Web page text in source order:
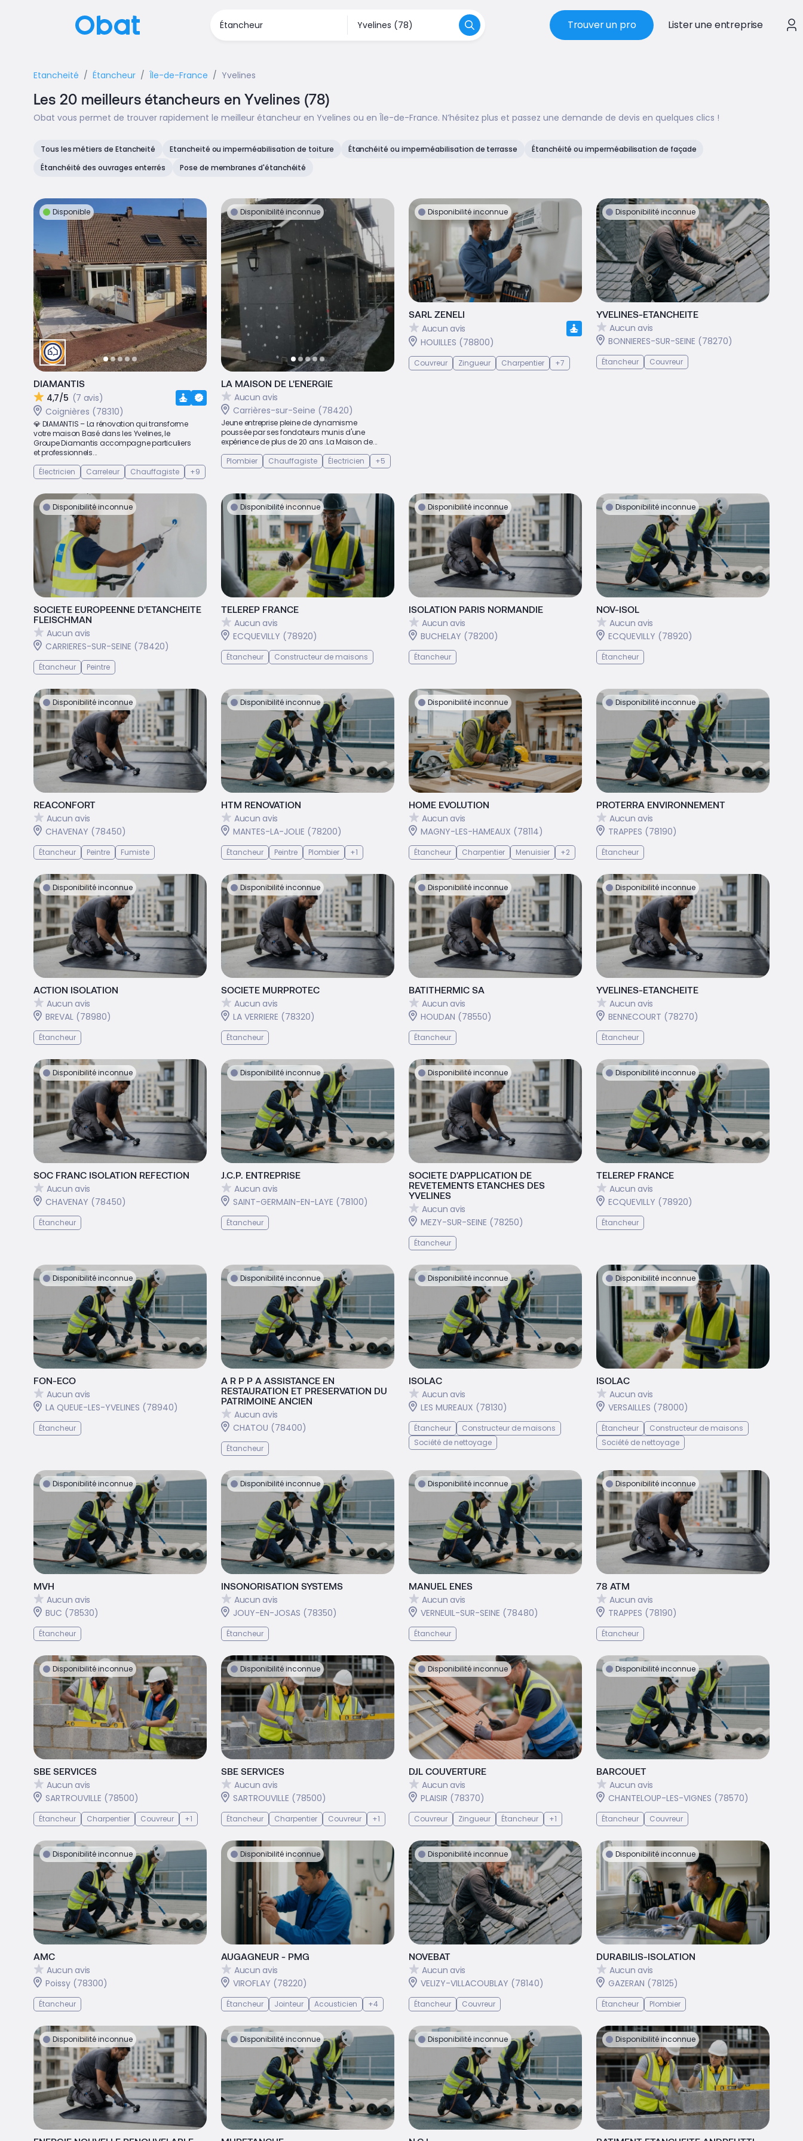
Trouver un pro Lister une entreprise
Etancheité Étancheur Île-de-France Yvelines
Les 20 meilleurs étancheurs en Yvelines (78)
Obat vous permet de trouver rapidement le meilleur étancheur en Yvelines ou en Île-de-France. N’hésitez plus et passez une demande de devis en quelques clics !
Tous les métiers de Etancheité Etancheité ou imperméabilisation de toiture Étanchéité ou imperméabilisation de terrasse
Étanchéité ou imperméabilisation de façade
Étanchéité des ouvrages enterrés
Pose de membranes d'étanchéité
Disponible
DIAMANTIS
4,7/5 (7 avis)
Coignières (78310)
💎 DIAMANTIS – La rénovation qui transforme
votre maison Basé dans les Yvelines, le
Groupe Diamantis accompagne particuliers
et professionnels...
Électricien
Carreleur Chauffagiste +9
Disponibilité inconnue
LA MAISON DE L'ENERGIE
Aucun avis
Carrières-sur-Seine (78420)
Jeune entreprise pleine de dynamisme
poussée par ses fondateurs munis d'une
expérience de plus de 20 ans .La Maison de...
Plombier
Chauffagiste Électricien +5
Disponibilité inconnue
SARL ZENELI
Aucun avis
HOUILLES (78800)
Couvreur Zingueur Charpentier +7
Disponibilité inconnue
YVELINES-ETANCHEITE
Aucun avis
BONNIERES-SUR-SEINE (78270)
Étancheur Couvreur
Disponibilité inconnue
SOCIETE EUROPEENNE D'ETANCHEITE
FLEISCHMAN
Aucun avis
CARRIERES-SUR-SEINE (78420)
Étancheur Peintre
Disponibilité inconnue
TELEREP FRANCE
Aucun avis
ECQUEVILLY (78920)
Étancheur Constructeur de maisons
Disponibilité inconnue
ISOLATION PARIS NORMANDIE
Aucun avis
BUCHELAY (78200)
Étancheur
Disponibilité inconnue
NOV-ISOL
Aucun avis
ECQUEVILLY (78920)
Étancheur
Disponibilité inconnue
REACONFORT
Aucun avis
CHAVENAY (78450)
Étancheur Peintre Fumiste
Disponibilité inconnue
HTM RENOVATION
Aucun avis
MANTES-LA-JOLIE (78200)
Étancheur Peintre Plombier +1
Disponibilité inconnue
HOME EVOLUTION
Aucun avis
MAGNY-LES-HAMEAUX (78114)
Étancheur Charpentier Menuisier +2
Disponibilité inconnue
PROTERRA ENVIRONNEMENT
Aucun avis
TRAPPES (78190)
Étancheur
Disponibilité inconnue
ACTION ISOLATION
Aucun avis
BREVAL (78980)
Étancheur
Disponibilité inconnue
SOCIETE MURPROTEC
Aucun avis
LA VERRIERE (78320)
Étancheur
Disponibilité inconnue
BATITHERMIC SA
Aucun avis
HOUDAN (78550)
Étancheur
Disponibilité inconnue
YVELINES-ETANCHEITE
Aucun avis
BENNECOURT (78270)
Étancheur
Disponibilité inconnue
SOC FRANC ISOLATION REFECTION
Aucun avis
CHAVENAY (78450)
Étancheur
Disponibilité inconnue
J.C.P. ENTREPRISE
Aucun avis
SAINT-GERMAIN-EN-LAYE (78100)
Étancheur
Disponibilité inconnue
SOCIETE D'APPLICATION DE
REVETEMENTS ETANCHES DES
YVELINES
Aucun avis
MEZY-SUR-SEINE (78250)
Étancheur
Disponibilité inconnue
TELEREP FRANCE
Aucun avis
ECQUEVILLY (78920)
Étancheur
Disponibilité inconnue
FON-ECO
Aucun avis
LA QUEUE-LES-YVELINES (78940)
Étancheur
Disponibilité inconnue
A R P P A ASSISTANCE EN
RESTAURATION ET PRESERVATION DU
PATRIMOINE ANCIEN
Aucun avis
CHATOU (78400)
Étancheur
Disponibilité inconnue
ISOLAC
Aucun avis
LES MUREAUX (78130)
Étancheur
Constructeur de maisons
Société de nettoyage
Disponibilité inconnue
ISOLAC
Aucun avis
VERSAILLES (78000)
Étancheur
Constructeur de maisons
Société de nettoyage
Disponibilité inconnue
MVH
Aucun avis
BUC (78530)
Étancheur
Disponibilité inconnue
INSONORISATION SYSTEMS
Aucun avis
JOUY-EN-JOSAS (78350)
Étancheur
Disponibilité inconnue
MANUEL ENES
Aucun avis
VERNEUIL-SUR-SEINE (78480)
Étancheur
Disponibilité inconnue
78 ATM
Aucun avis
TRAPPES (78190)
Étancheur
Disponibilité inconnue
SBE SERVICES
Aucun avis
SARTROUVILLE (78500)
Étancheur Charpentier Couvreur +1
Disponibilité inconnue
SBE SERVICES
Aucun avis
SARTROUVILLE (78500)
Étancheur Charpentier Couvreur +1
Disponibilité inconnue
DJL COUVERTURE
Aucun avis
PLAISIR (78370)
Couvreur Zingueur Étancheur +1
Disponibilité inconnue
BARCOUET
Aucun avis
CHANTELOUP-LES-VIGNES (78570)
Étancheur Couvreur
Disponibilité inconnue
AMC
Aucun avis
Poissy (78300)
Étancheur
Disponibilité inconnue
AUGAGNEUR - PMG
Aucun avis
VIROFLAY (78220)
Étancheur Jointeur Acousticien +4
Disponibilité inconnue
NOVEBAT
Aucun avis
VELIZY-VILLACOUBLAY (78140)
Étancheur Couvreur
Disponibilité inconnue
DURABILIS-ISOLATION
Aucun avis
GAZERAN (78125)
Étancheur Plombier
Disponibilité inconnue Disponibilité inconnue Disponibilité inconnue Disponibilité inconnue